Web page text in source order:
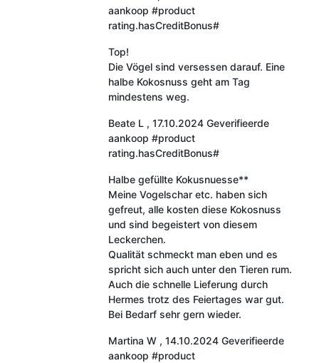
aankoop #product
rating.hasCreditBonus#
Top!
Die Vögel sind versessen darauf. Eine
halbe Kokosnuss geht am Tag
mindestens weg.
Beate L , 17.10.2024 Geverifieerde
aankoop #product
rating.hasCreditBonus#
Halbe gefüllte Kokusnuesse**
Meine Vogelschar etc. haben sich
gefreut, alle kosten diese Kokosnuss
und sind begeistert von diesem
Leckerchen.
Qualität schmeckt man eben und es
spricht sich auch unter den Tieren rum.
Auch die schnelle Lieferung durch
Hermes trotz des Feiertages war gut.
Bei Bedarf sehr gern wieder.
Martina W , 14.10.2024 Geverifieerde
aankoop #product